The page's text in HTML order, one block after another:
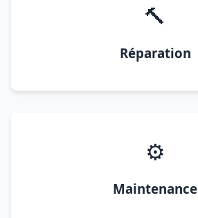
🔨
Réparation
⚙️
Maintenance